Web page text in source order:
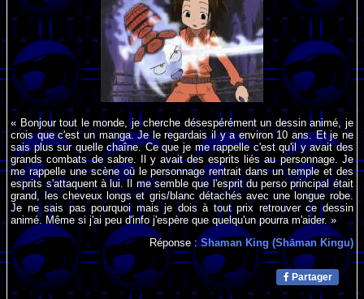
« Bonjour tout le monde, je cherche désespérément un dessin animé, je
crois que c'est un manga. Je le regardais il y a environ 10 ans. Et je ne
sais plus sur quelle chaîne. Ce que je me rappelle c'est qu'il y avait des
grands combats de sabre. Il y avait des esprits liés au personnage. Je
me rappelle une scène où le personnage rentrait dans un temple et des
esprits s'attaquent à lui. Il me semble que l'esprit du perso principal était
grand, les cheveux longs et gris/blanc détachés avec une longue robe.
Je ne sais pas pourquoi mais je dois à tout prix retrouver ce dessin
animé. Même si j'ai peu d'info j'espère que quelqu'un pourra m'aider. »
Réponse : Shaman King (Shāman Kingu)
Partager